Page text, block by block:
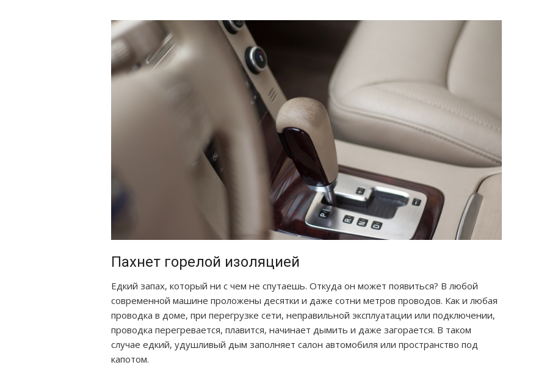
Пахнет горелой изоляцией
Едкий запах, который ни с чем не спутаешь. Откуда он может появиться? В любой
современной машине проложены десятки и даже сотни метров проводов. Как и любая
проводка в доме, при перегрузке сети, неправильной эксплуатации или подключении,
проводка перегревается, плавится, начинает дымить и даже загорается. В таком
случае едкий, удушливый дым заполняет салон автомобиля или пространство под
капотом.